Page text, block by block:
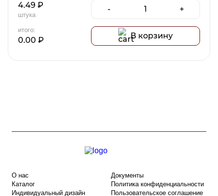
4.49 ₽
штука
- +
итого:
0.00 ₽ В корзину
О нас
Каталог
Индивидуальный дизайн
Документы
Политика конфиденциальности
Пользовательское соглашение